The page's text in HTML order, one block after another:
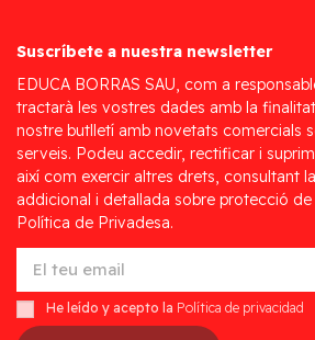
Suscríbete a nuestra newsletter
EDUCA BORRAS SAU, com a
tractarà les vostres dades amb la
nostre butlletí amb novetats comercials
serveis. Podeu accedir, rectificar i
així com exercir altres drets, consultant
addicional i detallada sobre protecció
Política de Privadesa.
He leído y acepto la Política de privacidad